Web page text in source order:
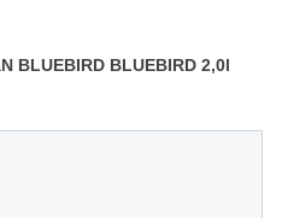
BLUEBIRD BLUEBIRD 2,0l